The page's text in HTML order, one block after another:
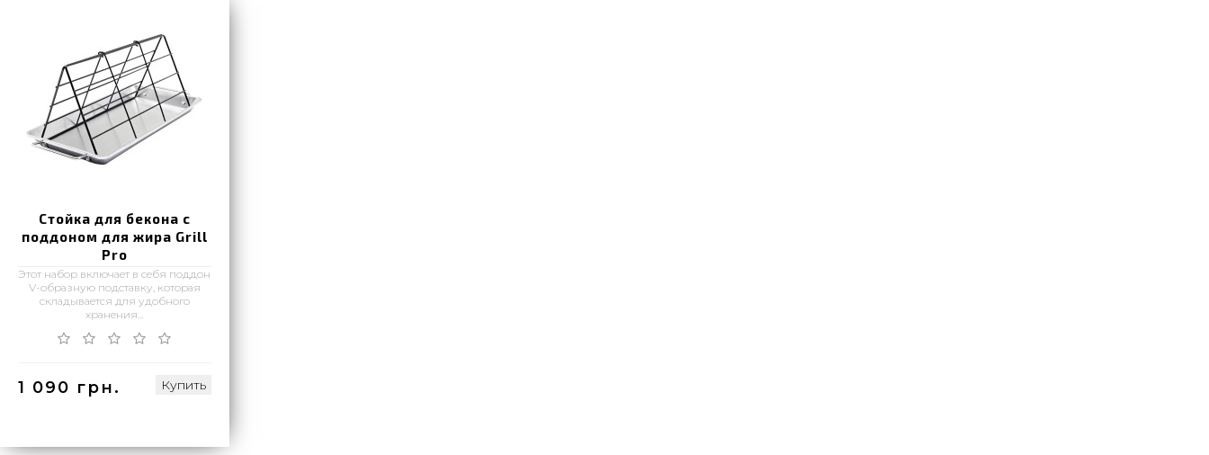
Стойка для бекона с
поддоном для жира Grill
Pro
Этот набор включает в себя поддон
V-образную подставку, которая
складывается для удобного
хранения...
1 090 грн. Купить